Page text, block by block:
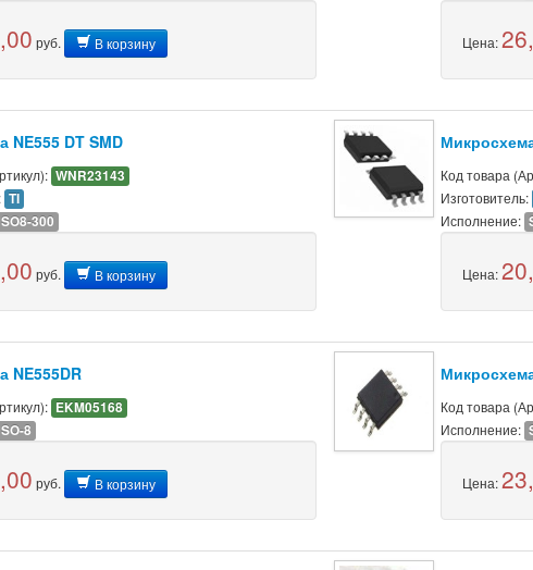
руб. В корзину Цена:
NE555 DT SMD
WNR23143
TI
SO8-300
руб. В корзину
Код товара
Изготовитель:
Исполнение:
Цена:
NE555DR
EKM05168
SO-8
руб. В корзину
Код товара
Исполнение:
Цена: